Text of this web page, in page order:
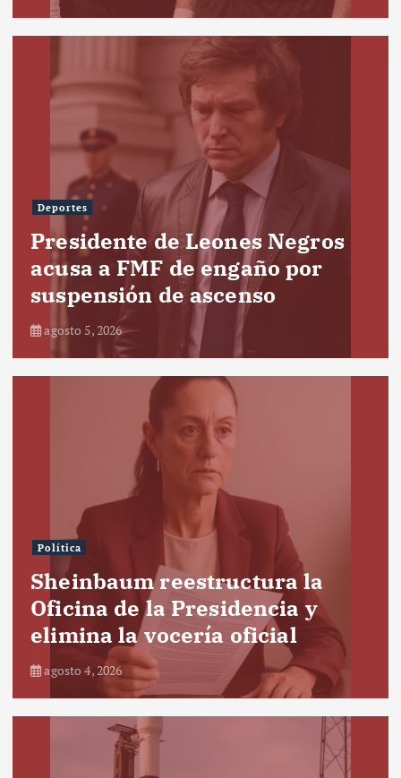
Deportes
Presidente de Leones Negros
acusa a FMF de engaño por
suspensión de ascenso
agosto 5, 2026
Política
Sheinbaum reestructura la
Oficina de la Presidencia y
elimina la vocería oficial
agosto 4, 2026